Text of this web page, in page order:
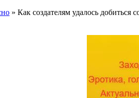
» Как создателям удалось добиться